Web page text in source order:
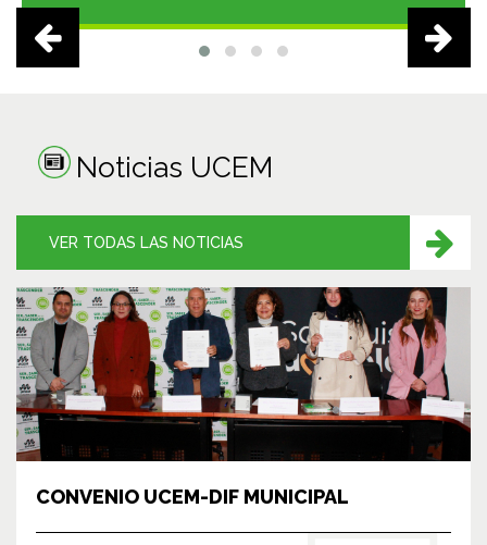
Noticias UCEM
VER TODAS LAS NOTICIAS
CONVENIO UCEM-DIF MUNICIPAL